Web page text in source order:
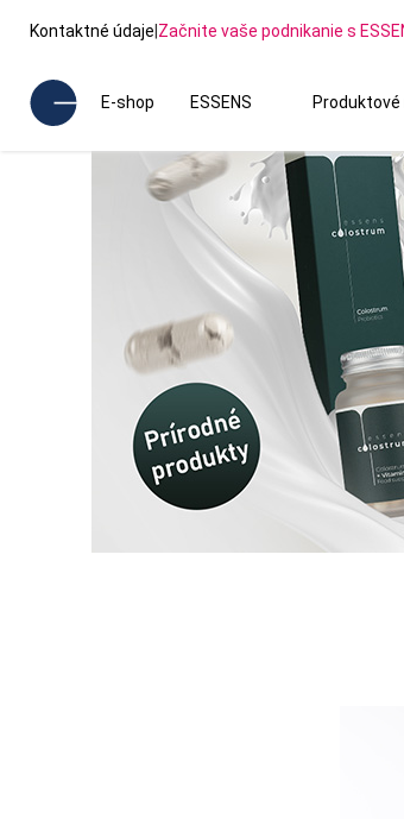
Kontaktné údaje|Začnite vaše podnikanie s
E-shop ESSENS Produktové